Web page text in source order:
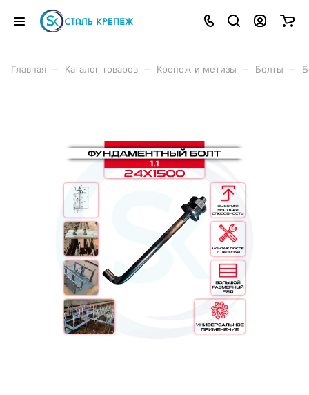
Главная Каталог товаров Крепеж и метизы Болты